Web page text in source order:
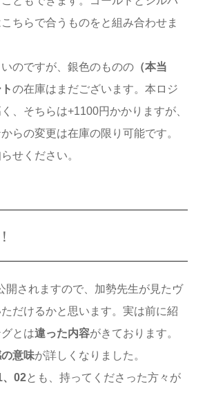
ちらで合うものをと組み合わせま
のですが、銀色のものの（本当
の在庫はまだございます。本ロジ
、そちらは+1100円かかりますが、
らの変更は在庫の限り可能です。
せください。
開されますので、加勢先生が見たヴ
だけるかと思います。実は前に紹
とは違った内容がきております。
意味が詳しくなりました。
、02とも、持ってくださった方々が